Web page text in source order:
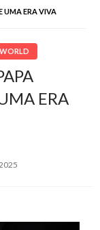
UMA ERA VIVA
WORLD
ERA